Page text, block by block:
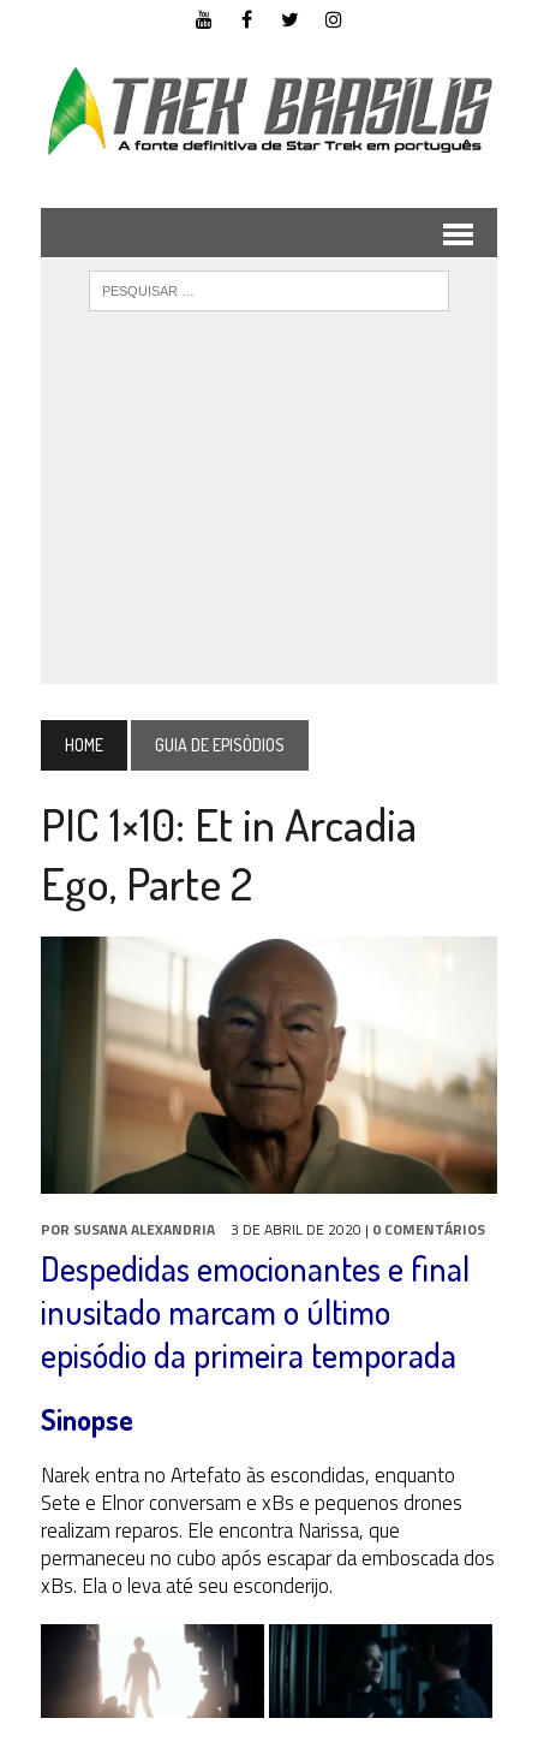
HOME GUIA DE EPISÓDIOS
PIC 1×10: Et in Arcadia
Ego, Parte 2
POR SUSANA ALEXANDRIA 3 DE ABRIL DE 2020 | 0 COMENTÁRIOS
Despedidas emocionantes e final
inusitado marcam o último
episódio da primeira temporada
Sinopse
Narek entra no Artefato às escondidas, enquanto
Sete e Elnor conversam e xBs e pequenos drones
realizam reparos. Ele encontra Narissa, que
permaneceu no cubo após escapar da emboscada dos
xBs. Ela o leva até seu esconderijo.